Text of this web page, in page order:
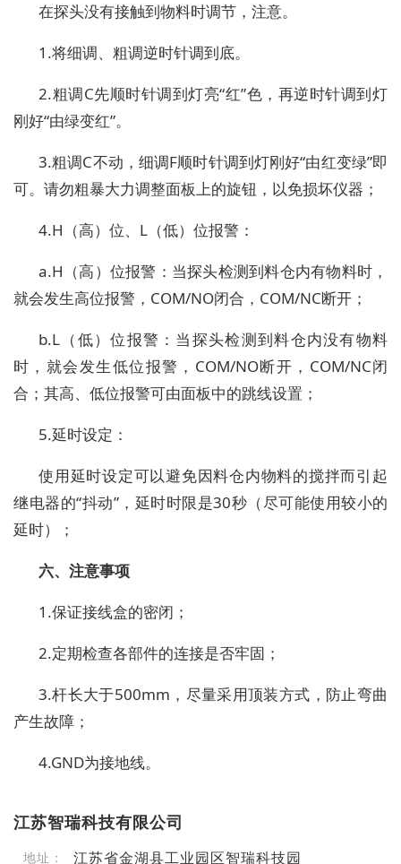
在探头没有接触到物料时调节，注意。
1.将细调、粗调逆时针调到底。
2.粗调C先顺时针调到灯亮“红”色，再逆时针调到灯
刚好“由绿变红”。
3.粗调C不动，细调F顺时针调到灯刚好“由红变绿”即
可。请勿粗暴大力调整面板上的旋钮，以免损坏仪器；
4.H （高）位、 L （低）位报警：
a.H （高）位报警：当探头检测到料仓内有物料时，
就会发生高位报警， COM/NO闭合， COM/NC断开；
b.L （低）位报警：当探头检测到料仓内没有物料
时，就会发生低位报警， COM/NO断开， COM/NC闭
合；其高、低位报警可由面板中的跳线设置；
5.延时设定：
使用延时设定可以避免因料仓内物料的搅拌而引起
继电器的“抖动”，延时时限是30秒（尽可能使用较小的
延时）；
六、注意事项
1.保证接线盒的密闭；
2.定期检查各部件的连接是否牢固；
3.杆长大于500mm ，尽量采用顶装方式，防止弯曲
产生故障；
4.GND为接地线。
江苏智瑞科技有限公司
地址： 江苏省金湖县工业园区智瑞科技园